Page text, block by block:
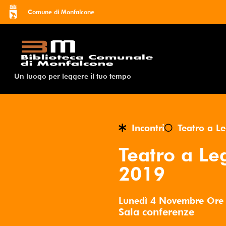
Comune di Monfalcone
Un luogo per leggere il tuo tempo
Incontri Teatro a
Teatro a
2019
Lunedì 4 Novembre Ore
Sala conferenze